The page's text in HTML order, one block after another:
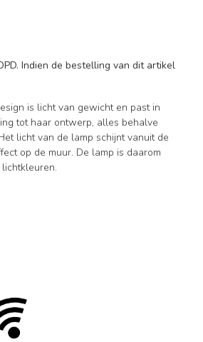
Indien de bestelling van dit artikel
is licht van gewicht en past in
tot haar ontwerp, alles behalve
licht van de lamp schijnt vanuit de
op de muur. De lamp is daarom